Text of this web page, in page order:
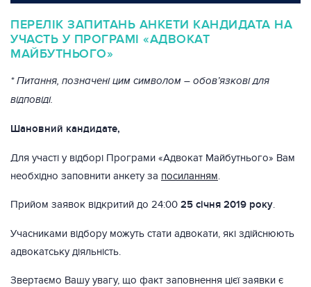
ПЕРЕЛІК ЗАПИТАНЬ АНКЕТИ КАНДИДАТА НА
УЧАСТЬ У ПРОГРАМІ «АДВОКАТ
МАЙБУТНЬОГО»
* Питання, позначені цим символом – обов’язкові для
відповіді.
Шановний кандидате,
Для участі у відборі Програми «Адвокат Майбутнього» Вам
необхідно заповнити анкету за посиланням.
Прийом заявок відкритий до 24:00 25 січня 2019 року.
Учасниками відбору можуть стати адвокати, які здійснюють
адвокатську діяльність.
Звертаємо Вашу увагу, що факт заповнення цієї заявки є